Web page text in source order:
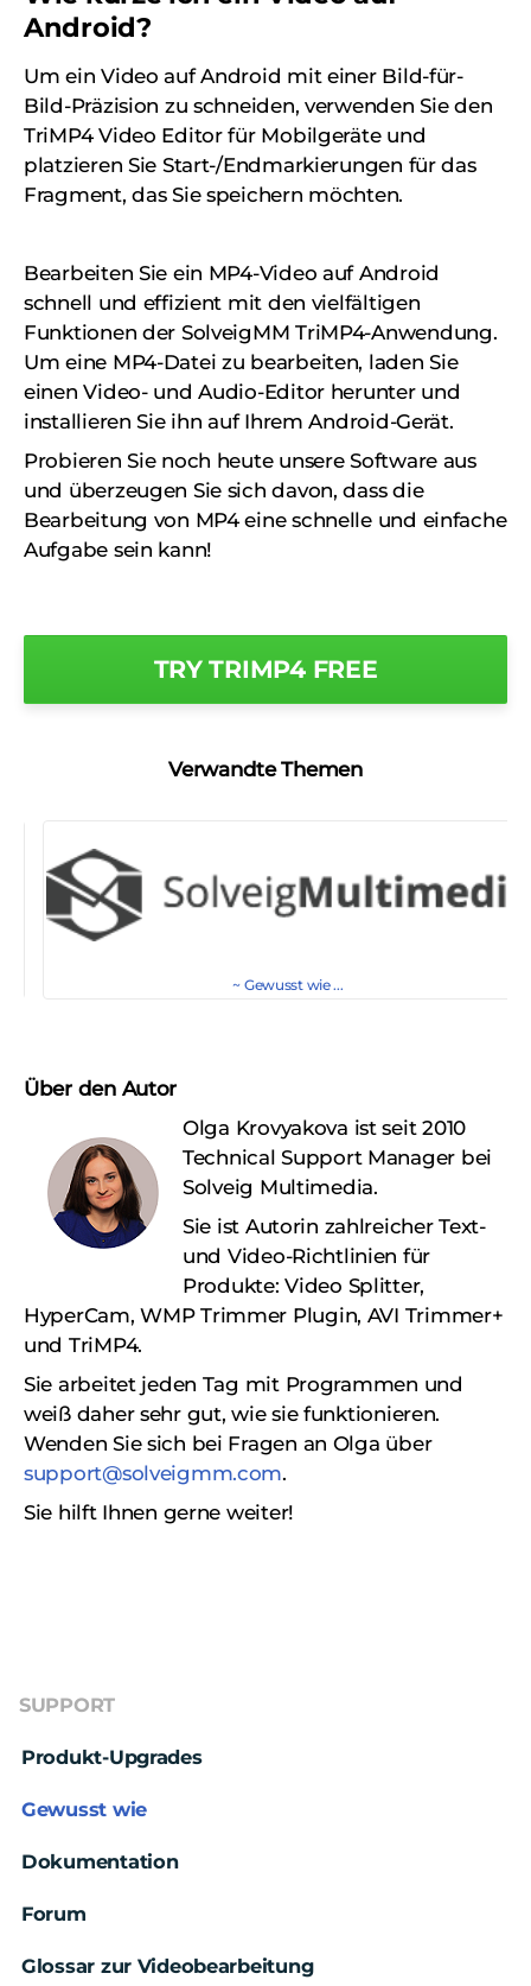
Android?
Um ein Video auf Android mit einer Bild-für-
Bild-Präzision zu schneiden, verwenden Sie den
TriMP4 Video Editor für Mobilgeräte und
platzieren Sie Start-/Endmarkierungen für das
Fragment, das Sie speichern möchten.
Bearbeiten Sie ein MP4-Video auf Android
schnell und effizient mit den vielfältigen
Funktionen der SolveigMM TriMP4-Anwendung.
Um eine MP4-Datei zu bearbeiten, laden Sie
einen Video- und Audio-Editor herunter und
installieren Sie ihn auf Ihrem Android-Gerät.
Probieren Sie noch heute unsere Software aus
und überzeugen Sie sich davon, dass die
Bearbeitung von MP4 eine schnelle und einfache
Aufgabe sein kann!
TRY TRIMP4 FREE
Verwandte Themen
~ Gewusst wie ...
Über den Autor
Olga Krovyakova ist seit 2010
Technical Support Manager bei
Solveig Multimedia.
Sie ist Autorin zahlreicher Text-
und Video-Richtlinien für
Produkte: Video Splitter,
HyperCam, WMP Trimmer Plugin, AVI Trimmer+
und TriMP4.
Sie arbeitet jeden Tag mit Programmen und
weiß daher sehr gut, wie sie funktionieren.
Wenden Sie sich bei Fragen an Olga über
support@solveigmm.com.
Sie hilft Ihnen gerne weiter!
SUPPORT
Produkt-Upgrades
Gewusst wie
Dokumentation
Forum
Glossar zur Videobearbeitung